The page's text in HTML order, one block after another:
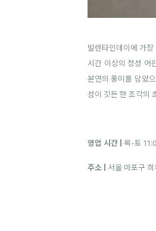
발렌타인데이에 가
시간 이상의 정성 어
본연의 풍미를 담았
성이 깃든 한 조각의
영업 시간 |목-토
주소 | 서울 마포구